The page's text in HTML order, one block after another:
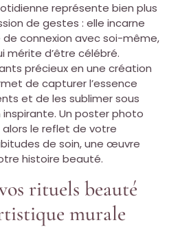
représente bien plus
de gestes : elle incarne
connexion avec soi-même,
mérite d’être célébré.
précieux en une création
de capturer l’essence
et de les sublimer sous
Un poster photo
le reflet de votre
de soin, une œuvre
histoire beauté.
rituels beauté
murale